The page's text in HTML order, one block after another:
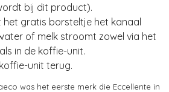
bij dit product).
het gratis borsteltje het kanaal
of melk stroomt zowel via het
in de koffie-unit.
unit terug.
was het eerste merk die Eccellente in